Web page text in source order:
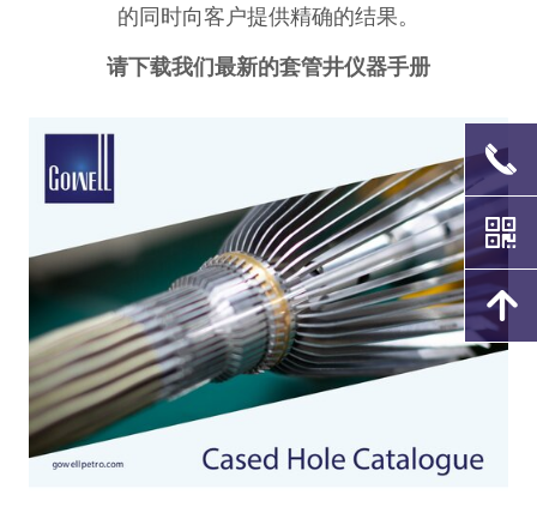
的同时向客户提供精确的结果。
请下载我们最新的套管井仪器手册
끅
낃
녕